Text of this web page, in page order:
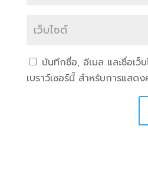
บันทึกชื่อ, อีเมล และชื่อเว็
เบราว์เซอร์นี้ สำหรับการแสด